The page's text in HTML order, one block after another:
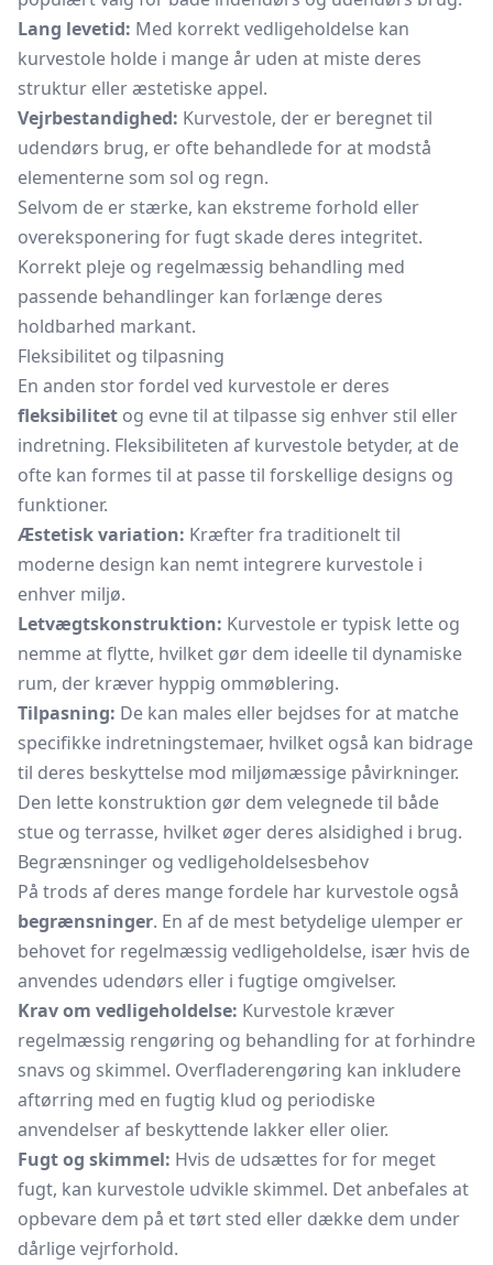
Lang levetid: Med korrekt vedligeholdelse kan
kurvestole holde i mange år uden at miste deres
struktur eller æstetiske appel.
Vejrbestandighed: Kurvestole, der er beregnet til
udendørs brug, er ofte behandlede for at modstå
elementerne som sol og regn.
Selvom de er stærke, kan ekstreme forhold eller
overeksponering for fugt skade deres integritet.
Korrekt pleje og regelmæssig behandling med
passende behandlinger kan forlænge deres
holdbarhed markant.
Fleksibilitet og tilpasning
En anden stor fordel ved kurvestole er deres
fleksibilitet og evne til at tilpasse sig enhver stil eller
indretning. Fleksibiliteten af kurvestole betyder, at de
ofte kan formes til at passe til forskellige designs og
funktioner.
Æstetisk variation: Kræfter fra traditionelt til
moderne design kan nemt integrere kurvestole i
enhver miljø.
Letvægtskonstruktion: Kurvestole er typisk lette og
nemme at flytte, hvilket gør dem ideelle til dynamiske
rum, der kræver hyppig ommøblering.
Tilpasning: De kan males eller bejdses for at matche
specifikke indretningstemaer, hvilket også kan bidrage
til deres beskyttelse mod miljømæssige påvirkninger.
Den lette konstruktion gør dem velegnede til både
stue og terrasse, hvilket øger deres alsidighed i brug.
Begrænsninger og vedligeholdelsesbehov
På trods af deres mange fordele har kurvestole også
begrænsninger. En af de mest betydelige ulemper er
behovet for regelmæssig vedligeholdelse, især hvis de
anvendes udendørs eller i fugtige omgivelser.
Krav om vedligeholdelse: Kurvestole kræver
regelmæssig rengøring og behandling for at forhindre
snavs og skimmel. Overfladerengøring kan inkludere
aftørring med en fugtig klud og periodiske
anvendelser af beskyttende lakker eller olier.
Fugt og skimmel: Hvis de udsættes for for meget
fugt, kan kurvestole udvikle skimmel. Det anbefales at
opbevare dem på et tørt sted eller dække dem under
dårlige vejrforhold.